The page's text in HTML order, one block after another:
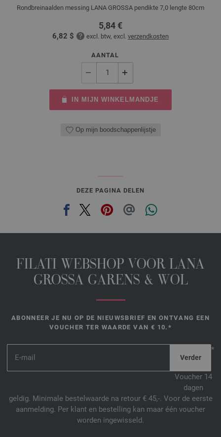
Rondbreinaalden messing LANA GROSSA pendikte 7,0 lengte 80cm
5,84 €
6,82 $ excl. btw, excl. verzendkosten
AANTAL
IN MIJN WINKELMANDJE
Op mijn boodschappenlijstje
DEZE PAGINA DELEN
FILATI WEBSHOP VOOR LANA
GROSSA GARENS & WOL
ABONNEER JE NU OP DE NIEUWSBRIEF EN ONTVANG EEN
VOUCHER TER WAARDE VAN € 10.*
*
Voucher 14
dagen
geldig. Minimale bestelwaarde na retour € 45,-. Voor de eerste
aanmelding. Per klant en bestelling kan maar één voucher
worden ingewisseld.